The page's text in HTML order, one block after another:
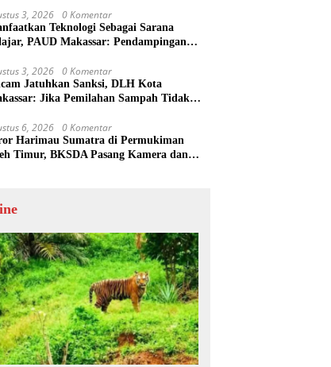
3, 2026 0 Komentar
Teknologi Sebagai Sarana
PAUD Makassar: Pendampingan
3, 2026 0 Komentar
Jatuhkan Sanksi, DLH Kota
Jika Pemilahan Sampah Tidak
6, 2026 0 Komentar
Harimau Sumatra di Permukiman
Timur, BKSDA Pasang Kamera dan